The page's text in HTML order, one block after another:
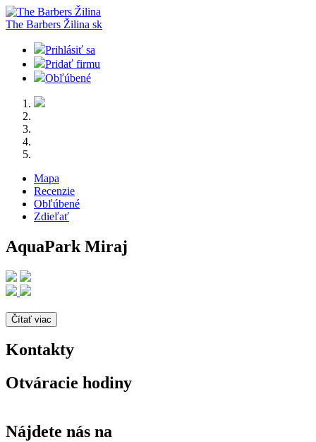
The Barbers Žilina sk
Prihlásiť sa
Pridať firmu
Obľúbené
Mapa
Recenzie
Obľúbené
Zdieľať
AquaPark Miraj
Čítať viac
Kontakty
Otváracie hodiny
Nájdete nás na